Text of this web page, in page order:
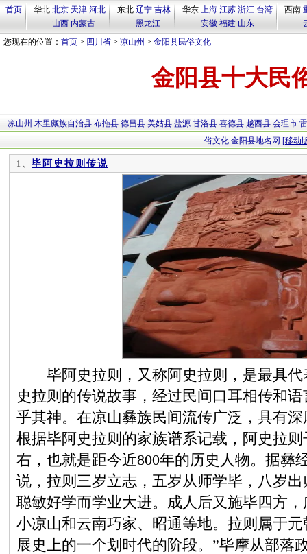
首页 华北 北京 天津 河北
山西 内蒙古
东北 辽宁 吉林
黑龙江
华东 上海 江苏 浙江 台湾
安徽 福建 山东
西南
您现在的位置： 首页 > 四川省 > 凉山州 > 金阳县民俗文化
金阳县十大民
凉山州 木里藏族自治县 布拖县 德昌县 美姑县 盐源 甘洛县 喜德县 越西县 会理市
俗文化 金阳县地名网 [移动
1、 毕阿史拉则传说
毕阿史拉则，又称阿史拉则，是最具代
史拉则的传说故事，经过民间口耳相传和
乎其神。在凉山彝族民间流传广泛，具有
根据毕阿史拉则的家族谱系记载，阿史拉
右，也就是距今近800年的历史人物。据彝
说，拉则三岁立志，五岁从师学毕，八岁
聪敏好学而学业大进。成人后又施毕四方
小凉山和云南巧家、昭通等地。拉则属于
展史上的一个划时代的阶段。”毕摩从部落